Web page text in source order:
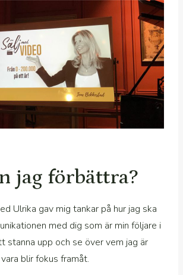
jag förbättra?
Ulrika gav mig tankar på hur jag ska
med dig som är min följare i
stanna upp och se över vem jag är
blir fokus framåt.